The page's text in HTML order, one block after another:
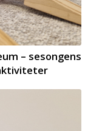
– sesongens